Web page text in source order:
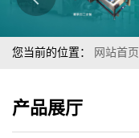
您当前的位置： 网站首页
产品展厅